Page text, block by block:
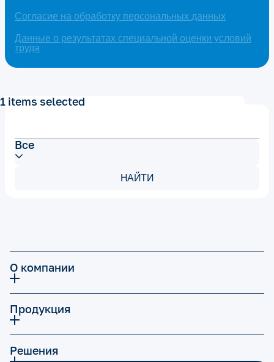
Согласие на обработку персональных данных
Данные о результатах специальной оценки условий
труда
Все
1 items selected
НАЙТИ
О компании
Продукция
Решения